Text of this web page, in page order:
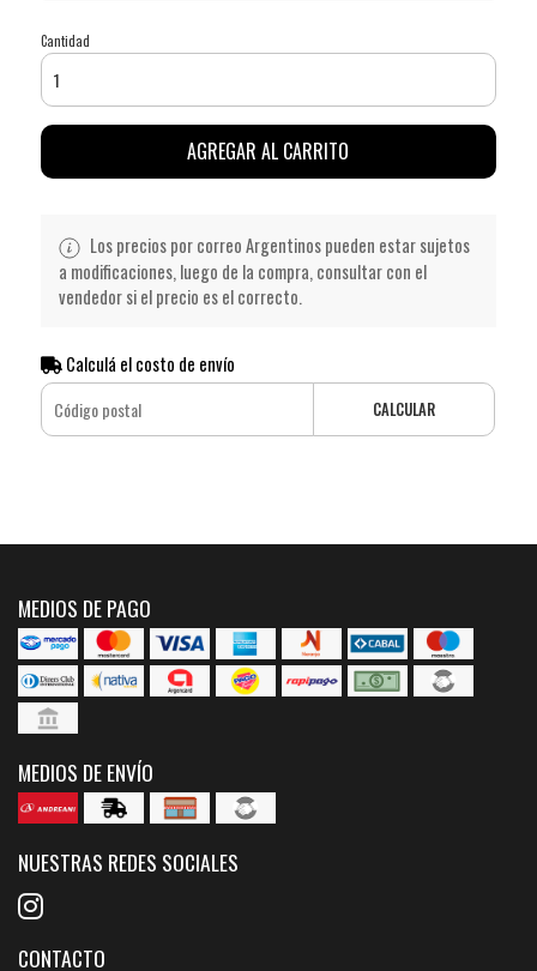
Cantidad
AGREGAR AL CARRITO
Los precios por correo Argentinos pueden estar sujetos
a modificaciones, luego de la compra, consultar con el
vendedor si el precio es el correcto.
Calculá el costo de envío
CALCULAR
MEDIOS DE PAGO
MEDIOS DE ENVÍO
NUESTRAS REDES SOCIALES
CONTACTO